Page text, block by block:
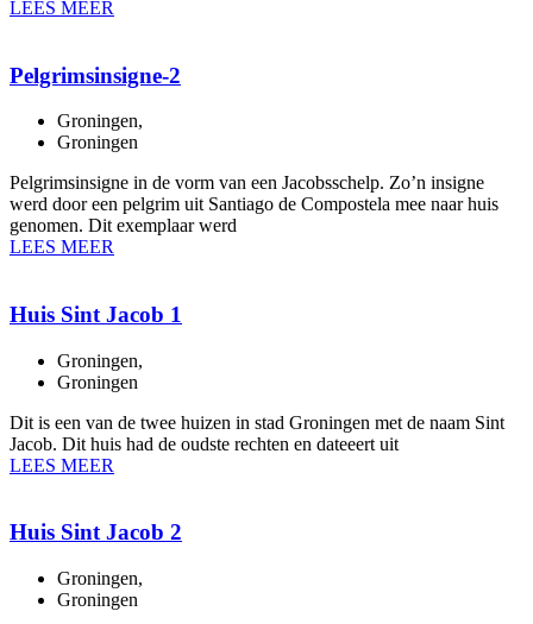
LEES MEER
Pelgrimsinsigne-2
Groningen,
Groningen
Pelgrimsinsigne in de vorm van een Jacobsschelp. Zo’n insigne
werd door een pelgrim uit Santiago de Compostela mee naar huis
genomen. Dit exemplaar werd
LEES MEER
Huis Sint Jacob 1
Groningen,
Groningen
Dit is een van de twee huizen in stad Groningen met de naam Sint
Jacob. Dit huis had de oudste rechten en dateeert uit
LEES MEER
Huis Sint Jacob 2
Groningen,
Groningen